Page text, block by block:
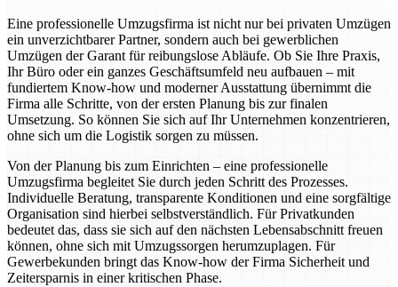
Eine professionelle Umzugsfirma ist nicht nur bei privaten Umzügen
ein unverzichtbarer Partner, sondern auch bei gewerblichen
Umzügen der Garant für reibungslose Abläufe. Ob Sie Ihre Praxis,
Ihr Büro oder ein ganzes Geschäftsumfeld neu aufbauen – mit
fundiertem Know-how und moderner Ausstattung übernimmt die
Firma alle Schritte, von der ersten Planung bis zur finalen
Umsetzung. So können Sie sich auf Ihr Unternehmen konzentrieren,
ohne sich um die Logistik sorgen zu müssen.
Von der Planung bis zum Einrichten – eine professionelle
Umzugsfirma begleitet Sie durch jeden Schritt des Prozesses.
Individuelle Beratung, transparente Konditionen und eine sorgfältige
Organisation sind hierbei selbstverständlich. Für Privatkunden
bedeutet das, dass sie sich auf den nächsten Lebensabschnitt freuen
können, ohne sich mit Umzugssorgen herumzuplagen. Für
Gewerbekunden bringt das Know-how der Firma Sicherheit und
Zeitersparnis in einer kritischen Phase.